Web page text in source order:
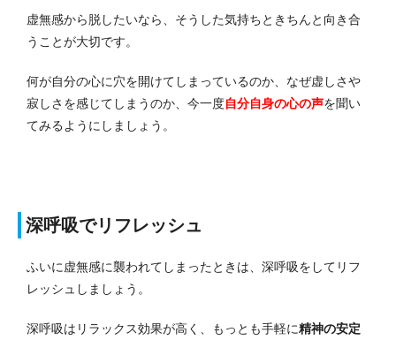
虚無感から脱したいなら、そうした気持ちときちんと向き合
うことが大切です。
何が自分の心に穴を開けてしまっているのか、なぜ虚しさや
寂しさを感じてしまうのか、今一度自分自身の心の声を聞い
てみるようにしましょう。
深呼吸でリフレッシュ
ふいに虚無感に襲われてしまったときは、深呼吸をしてリフ
レッシュしましょう。
深呼吸はリラックス効果が高く、もっとも手軽に精神の安定